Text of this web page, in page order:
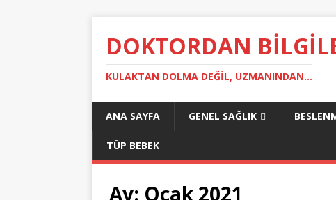
DOKTORDAN
KULAKTAN DOLMA DEĞIL, UZMANINDAN...
ANA SAYFA GENEL SAĞLIK
TÜP BEBEK
Ay: Ocak 2021